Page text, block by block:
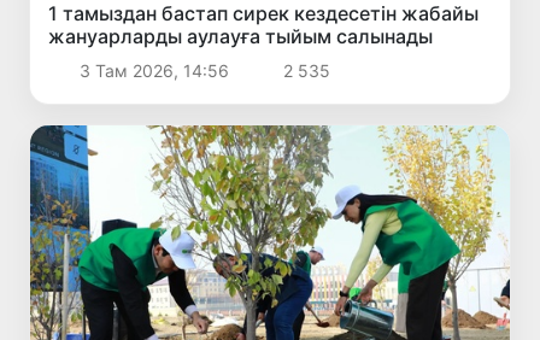
1 тамыздан бастап сирек кездесетін жабайы
жануарларды аулауға тыйым салынады
3 Там 2026, 14:56 2 535